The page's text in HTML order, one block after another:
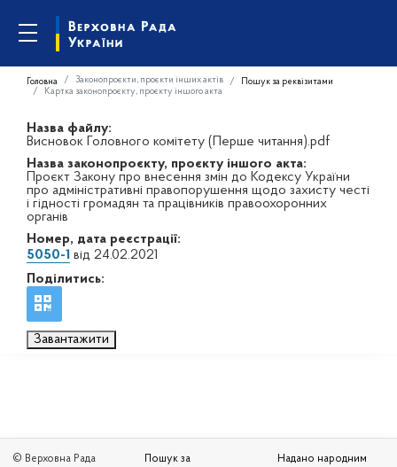
Головна Законопроєкти, проєкти інших актів
Пошук за реквізитами
Картка законопроєкту, проєкту іншого акта
Назва файлу:
Висновок Головного комітету (Перше читання).pdf
Назва законопроєкту, проєкту іншого акта:
Проєкт Закону про внесення змін до Кодексу України
про адміністративні правопорушення щодо захисту честі
і гідності громадян та працівників правоохоронних
органів
Номер, дата реєстрації:
5050-1 від 24.02.2021
Поділитись:
Завантажити
© Верховна Рада
Пошук за
Надано народним